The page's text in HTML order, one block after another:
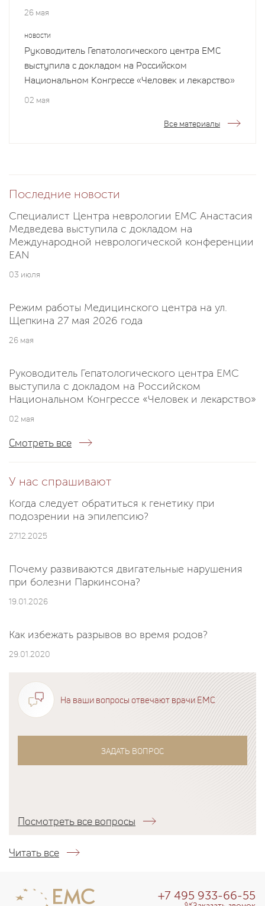
26 мая
НОВОСТИ
Руководитель Гепатологического центра EMC
выступила с докладом на Российском
Национальном Конгрессе «Человек и лекарство»
02 мая
Все материалы
Последние новости
Специалист Центра неврологии EMC Анастасия
Медведева выступила с докладом на
Международной неврологической конференции
EAN
03 июля
Режим работы Медицинского центра на ул.
Щепкина 27 мая 2026 года
26 мая
Руководитель Гепатологического центра EMC
выступила с докладом на Российском
Национальном Конгрессе «Человек и лекарство»
02 мая
Смотреть все
У нас спрашивают
Когда следует обратиться к генетику при
подозрении на эпилепсию?
27.12.2025
Почему развиваются двигательные нарушения
при болезни Паркинсона?
19.01.2026
Как избежать разрывов во время родов?
29.01.2020
На ваши вопросы отвечают врачи EMC
ЗАДАТЬ ВОПРОС
Посмотреть все вопросы
Читать все
+7 495 933-66-55